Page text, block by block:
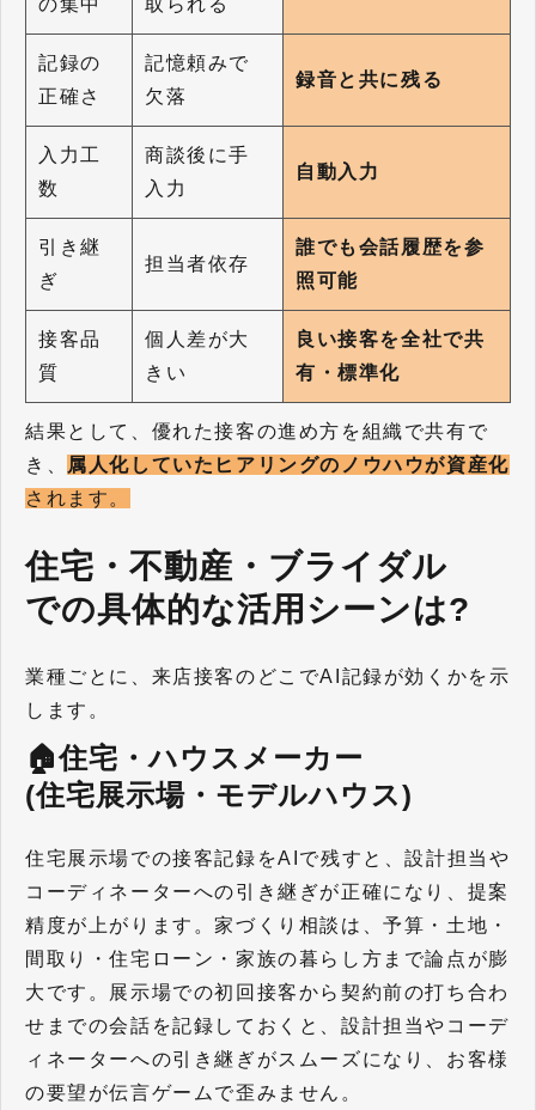
記録の
正確さ
記憶頼みで
欠落
録音と共に残る
入力工
数
商談後に手
入力
自動入力
引き継
ぎ
担当者依存
誰でも会話履歴を参
照可能
接客品
質
個人差が大
きい
良い接客を全社で共
有・標準化
結果として、優れた接客の進め方を組織で共有で
き、
属人化していたヒアリングのノウハウが資産化
されます。
住宅・不動産・ブライダル
での具体的な活用シーンは?
業種ごとに、来店接客のどこでAI記録が効くかを示
します。
🏠住宅・ハウスメーカー
(住宅展示場・モデルハウス)
住宅展示場での接客記録をAIで残すと、設計担当や
コーディネーターへの引き継ぎが正確になり、提案
精度が上がります 。家づくり相談は、予算・土地・
間取り・住宅ローン・家族の暮らし方まで論点が膨
大です。展示場での初回接客から契約前の打ち合わ
せまでの会話を記録しておくと、設計担当やコーデ
ィネーターへの引き継ぎがスムーズになり、お客様
の要望が伝言ゲームで歪みません。